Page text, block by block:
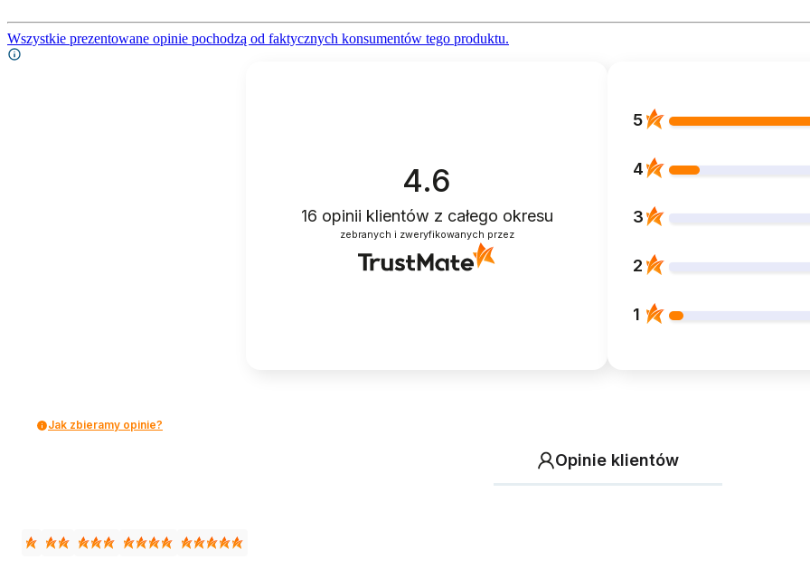
Wszystkie prezentowane opinie pochodzą od faktycznych konsumentów tego produktu.
4.6
16 opinii klientów z całego okresu
zebranych i zweryfikowanych przez
5
4
3
2
1
Jak zbieramy opinie?
Opinie klientów